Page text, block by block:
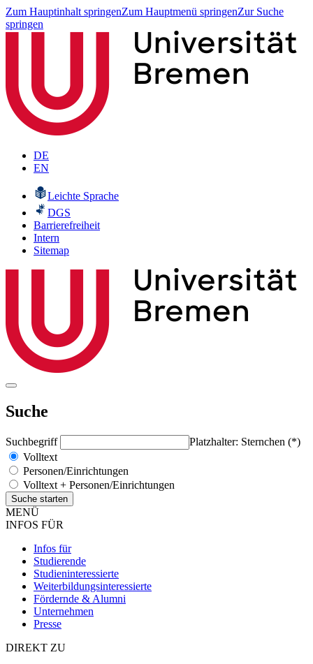
Zum Hauptinhalt springenZum Hauptmenü springenZur Suche
springen
DE
EN
Leichte Sprache
DGS
Barrierefreiheit
Intern
Sitemap
Suche
Suchbegriff
Platzhalter: Sternchen (*)
Volltext
Personen/Einrichtungen
Volltext + Personen/Einrichtungen
MENÜ
INFOS FÜR
Infos für
Studierende
Studieninteressierte
Weiterbildungsinteressierte
Fördernde & Alumni
Unternehmen
Presse
DIREKT ZU